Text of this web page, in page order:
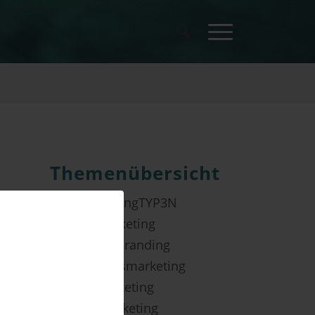
The­men­über­sicht
Die MarketingTYP3N
E-Mail Marketing
Employer Branding
Innovationsmarketing
Messemarketing
Online Marketing